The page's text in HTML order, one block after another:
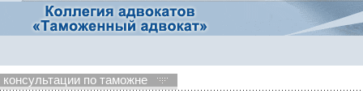
консультации по таможне